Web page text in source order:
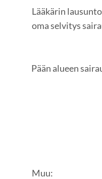
Lääkärin
oma selvitys
Pään alueen
Muu: